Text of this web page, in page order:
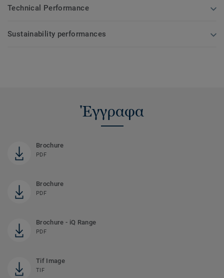
Technical Performance
Sustainability performances
Έγγραφα
Brochure
PDF
Brochure
PDF
Brochure - iQ Range
PDF
Tif Image
TIF